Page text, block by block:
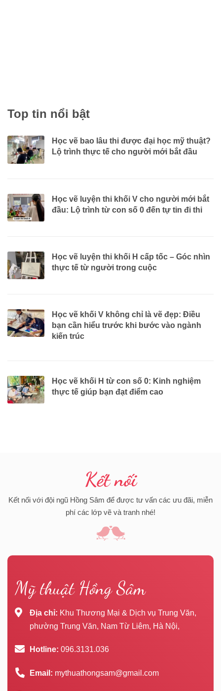
Top tin nổi bật
Học vẽ bao lâu thi được đại học mỹ thuật?
Lộ trình thực tế cho người mới bắt đầu
Học vẽ luyện thi khối V cho người mới bắt
đầu: Lộ trình từ con số 0 đến tự tin đi thi
Học vẽ luyện thi khối H cấp tốc – Góc nhìn
thực tế từ người trong cuộc
Học vẽ khối V không chỉ là vẽ đẹp: Điều
bạn cần hiểu trước khi bước vào ngành
kiến trúc
Học vẽ khối H từ con số 0: Kinh nghiệm
thực tế giúp bạn đạt điểm cao
Kết nối
Kết nối với đội ngũ Hồng Sâm để được tư vấn các ưu đãi, miễn
phí các lớp vẽ và tranh nhé!
Mỹ thuật Hồng Sâm
Địa chỉ: Khu Thương Mại & Dịch vụ Trung Văn,
phường Trung Văn, Nam Từ Liêm, Hà Nội,
Hotline: 096.3131.036
Email: mythuathongsam@gmail.com